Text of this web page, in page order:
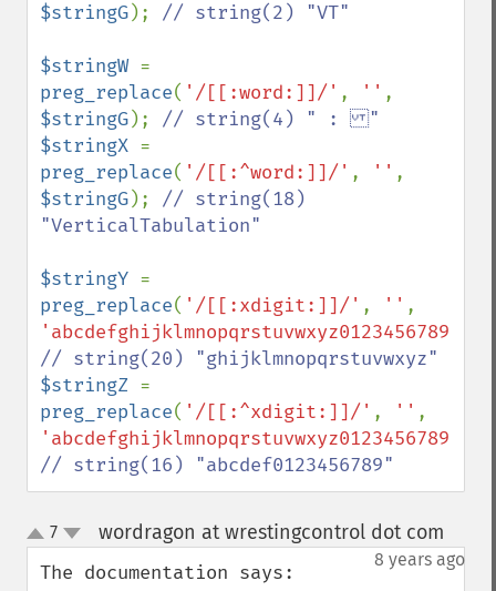
$stringG); // string(2) "VT"
$stringW
preg_replace( '/[[:word:]]/' , ''
$stringG);
$stringX
preg_replace( '/[[:^word:]]/' , ''
$stringG); // string(18)
"VerticalTabulation"
$stringY
preg_replace( '/[[:xdigit:]]/' , ''
'abcdefghijklmnopqrstuvwxyz0123456789'
$stringZ
preg_replace( '/[[:^xdigit:]]/' , ''
'abcdefghijklmnopqrstuvwxyz0123456789'
// string(16) "abcdef0123456789"
up
down
7 wordragon at wrestingcontrol dot com
8 years ago
The documentation says: